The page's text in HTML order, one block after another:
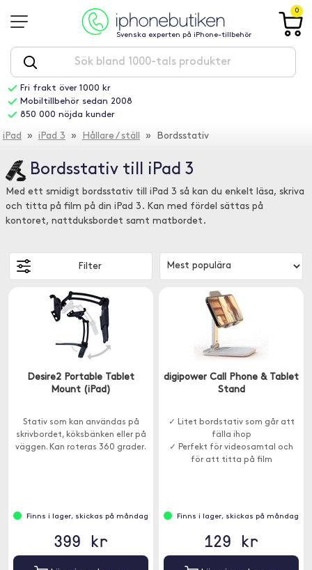
Svenska experten på iPhone-tillbehör
0
Fri frakt över 1000 kr
Mobiltillbehör sedan 2008
850 000 nöjda kunder
iPad » iPad 3 » Hållare / ställ » Bordsstativ
Bordsstativ till iPad 3
Med ett smidigt bordsstativ till iPad 3 så kan du enkelt läsa, skriva
och titta på film på din iPad 3. Kan med fördel sättas på
kontoret, nattduksbordet samt matbordet.
Filter
Desire2 Portable Tablet
Mount (iPad)
Stativ som kan användas på
skrivbordet, köksbänken eller på
väggen. Kan roteras 360 grader.
Finns i lager, skickas på måndag
399 kr
digipower Call Phone & Tablet
Stand
✓ Litet bordstativ som går att
fälla ihop
✓ Perfekt för videosamtal och
för att titta på film
Finns i lager, skickas på måndag
129 kr